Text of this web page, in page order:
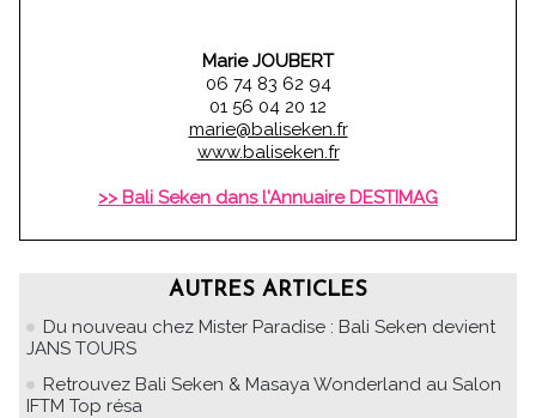
Marie JOUBERT
06 74 83 62 94
01 56 04 20 12
marie@baliseken.fr
www.baliseken.fr
>> Bali Seken dans l'Annuaire DESTIMAG
AUTRES ARTICLES
Du nouveau chez Mister Paradise : Bali Seken devient
JANS TOURS
Retrouvez Bali Seken & Masaya Wonderland au Salon
IFTM Top résa